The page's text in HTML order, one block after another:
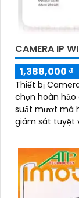
CAMERA IP
1,388,000 ₫
Thiết bị
chọn hoàn hảo
suất mượt mà
giám sát tuyệt